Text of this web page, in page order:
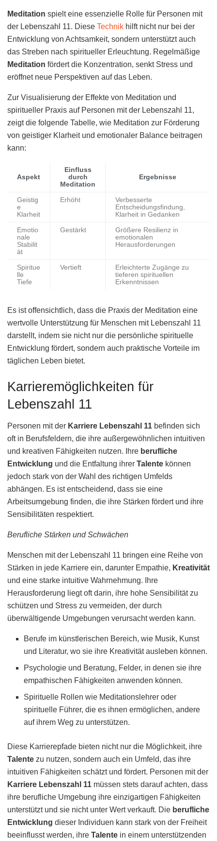
Meditation spielt eine essenzielle Rolle für Personen mit
der Lebenszahl 11. Diese Technik hilft nicht nur bei der
Entwicklung von Achtsamkeit, sondern unterstützt auch
das Streben nach spiritueller Erleuchtung. Regelmäßige
Meditation fördert die Konzentration, senkt Stress und
eröffnet neue Perspektiven auf das Leben.
Zur Visualisierung der Effekte von Meditation und
spiritueller Praxis auf Personen mit der Lebenszahl 11,
zeigt die folgende Tabelle, wie Meditation zur Förderung
von geistiger Klarheit und emotionaler Balance beitragen
kann:
Aspekt
Einfluss
durch
Meditation
Ergebnisse
Geistig
e
Klarheit
Erhöht
Verbesserte
Entscheidungsfindung,
Klarheit in Gedanken
Emotio
nale
Stabilit
ät
Gestärkt
Größere Resilienz in
emotionalen
Herausforderungen
Spiritue
lle
Tiefe
Vertieft
Erleichterte Zugänge zu
tieferen spirituellen
Erkenntnissen
Es ist offensichtlich, dass die Praxis der Meditation eine
wertvolle Unterstützung für Menschen mit Lebenszahl 11
darstellt, indem sie nicht nur die persönliche spirituelle
Entwicklung fördert, sondern auch praktische Vorteile im
täglichen Leben bietet.
Karrieremöglichkeiten für
Lebenszahl 11
Personen mit der Karriere Lebenszahl 11 befinden sich
oft in Berufsfeldern, die ihre außergewöhnlichen intuitiven
und kreativen Fähigkeiten nutzen. Ihre berufliche
Entwicklung und die Entfaltung ihrer Talente können
jedoch stark von der Wahl des richtigen Umfelds
abhängen. Es ist entscheidend, dass sie eine
Arbeitsumgebung finden, die ihre Stärken fördert und ihre
Sensibilitäten respektiert.
Berufliche Stärken und Schwächen
Menschen mit der Lebenszahl 11 bringen eine Reihe von
Stärken in jede Karriere ein, darunter Empathie, Kreativität
und eine starke intuitive Wahrnehmung. Ihre
Herausforderung liegt oft darin, ihre hohe Sensibilität zu
schützen und Stress zu vermeiden, der durch
überwältigende Umgebungen verursacht werden kann.
Berufe im künstlerischen Bereich, wie Musik, Kunst
und Literatur, wo sie ihre Kreativität ausleben können.
Psychologie und Beratung, Felder, in denen sie ihre
empathischen Fähigkeiten anwenden können.
Spirituelle Rollen wie Meditationslehrer oder
spirituelle Führer, die es ihnen ermöglichen, andere
auf ihrem Weg zu unterstützen.
Diese Karrierepfade bieten nicht nur die Möglichkeit, ihre
Talente zu nutzen, sondern auch ein Umfeld, das ihre
intuitiven Fähigkeiten schätzt und fördert. Personen mit der
Karriere Lebenszahl 11 müssen stets darauf achten, dass
ihre berufliche Umgebung ihre einzigartigen Fähigkeiten
unterstützt und sie nicht unter Wert verkauft. Die berufliche
Entwicklung dieser Individuen kann stark von der Freiheit
beeinflusst werden, ihre Talente in einem unterstützenden